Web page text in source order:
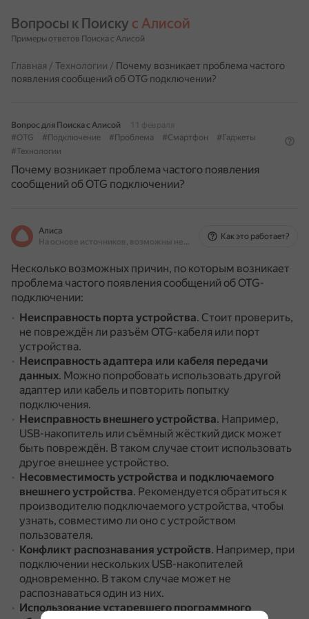
Вопросы к Поиску с Алисой
Примеры ответов Поиска с Алисой
Главная / Технологии / Почему возникает проблема частого
появления сообщений об OTG подключении?
Вопрос для Поиска с Алисой
11 февраля
#OTG
#Подключение #Проблема #Смартфон
#Гаджеты
#Технологии
Почему возникает проблема частого появления
сообщений об OTG подключении?
Алиса
На основе источников, возможны неточности
Как это работает?
Несколько возможных причин, по которым возникает
проблема частого появления сообщений об OTG-
подключении:
Неисправность порта устройства. Стоит проверить,
не повреждён ли разъём OTG-кабеля или порт
устройства.
Неисправность адаптера или кабеля передачи
данных. Можно попробовать использовать другой
адаптер или кабель и повторить попытку
подключения.
Неисправность внешнего устройства. Например,
USB-накопитель или съёмный жёсткий диск может
быть повреждён. В таком случае стоит использовать
другое внешнее устройство.
Несовместимость устройства и подключаемого
внешнего устройства. Рекомендуется обратиться к
производителю подключаемого устройства, чтобы
узнать, совместимо ли оно с устройством
пользователя.
Конфликт распознавания устройств. Например, при
подключении нескольких USB-накопителей
одновременно. В таком случае может не
распознаваться один из них.
Использование устаревшего программного